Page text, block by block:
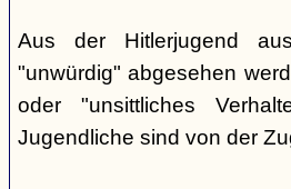
Aus der Hitlerjugend
"unwürdig" abgesehen
oder "unsittliches
Jugendliche sind von der